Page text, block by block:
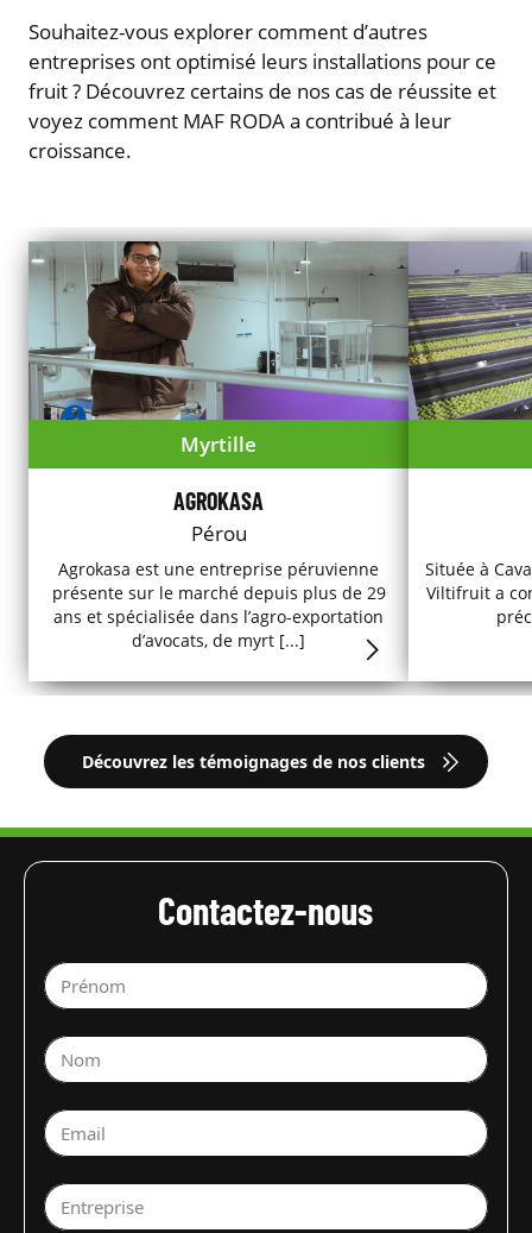
Souhaitez-vous explorer comment d’autres
entreprises ont optimisé leurs installations pour ce
fruit ? Découvrez certains de nos cas de réussite et
voyez comment MAF RODA a contribué à leur
croissance.
Myrtille
AGROKASA
Pérou
Agrokasa est une entreprise péruvienne
présente sur le marché depuis plus de 29
ans et spécialisée dans l’agro-exportation
d’avocats, de myrt [...]
Située à
Viltifruit a
Découvrez les témoignages de nos clients
Contactez-nous
Prénom
Nom
Email
Entreprise